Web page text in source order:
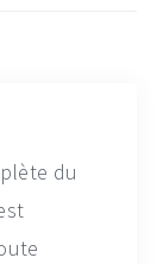
du